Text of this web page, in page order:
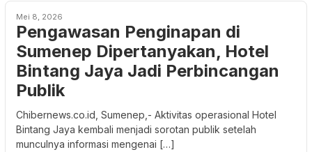
Mei 8, 2026
Pengawasan Penginapan di
Sumenep Dipertanyakan, Hotel
Bintang Jaya Jadi Perbincangan
Publik
Chibernews.co.id, Sumenep,- Aktivitas operasional Hotel
Bintang Jaya kembali menjadi sorotan publik setelah
munculnya informasi mengenai […]